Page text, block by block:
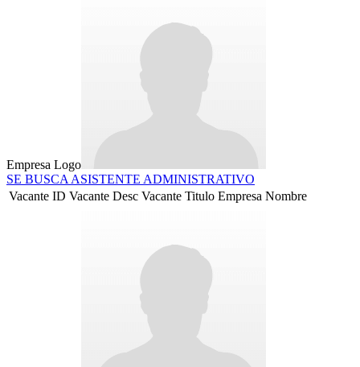
Empresa Logo
SE BUSCA ASISTENTE ADMINISTRATIVO
Vacante ID Vacante Desc Vacante Titulo Empresa Nombre